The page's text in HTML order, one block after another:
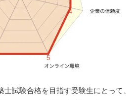
試験合格を目指す受験生にとって、